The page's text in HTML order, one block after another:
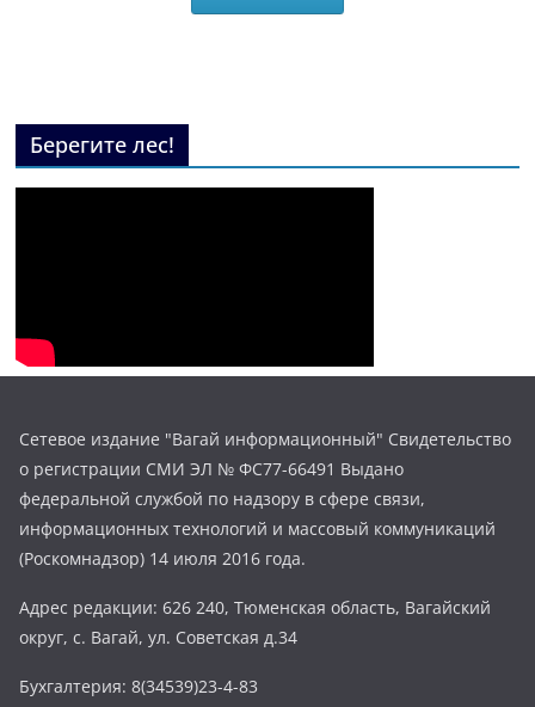
Берегите лес!
Сетевое издание "Вагай информационный" Свидетельство
о регистрации СМИ ЭЛ № ФС77-66491 Выдано
федеральной службой по надзору в сфере связи,
информационных технологий и массовый коммуникаций
(Роскомнадзор) 14 июля 2016 года.
Адрес редакции: 626 240, Тюменская область, Вагайский
округ, с. Вагай, ул. Советская д.34
Бухгалтерия: 8(34539)23-4-83